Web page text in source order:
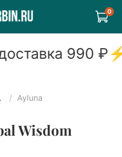
0
990₽
Ayluna
Wisdom